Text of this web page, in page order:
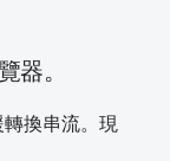
器。
換串流。現